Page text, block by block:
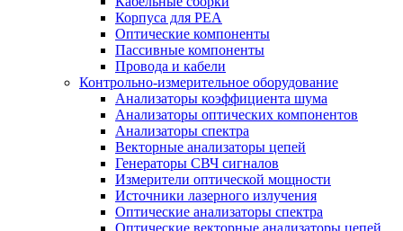
Корпуса для РЕА
Оптические компоненты
Пассивные компоненты
Провода и кабели
Контрольно-измерительное оборудование
Анализаторы коэффициента шума
Анализаторы оптических компонентов
Анализаторы спектра
Векторные анализаторы цепей
Генераторы СВЧ сигналов
Измерители оптической мощности
Источники лазерного излучения
Оптические анализаторы спектра
Оптические векторные анализаторы цепей